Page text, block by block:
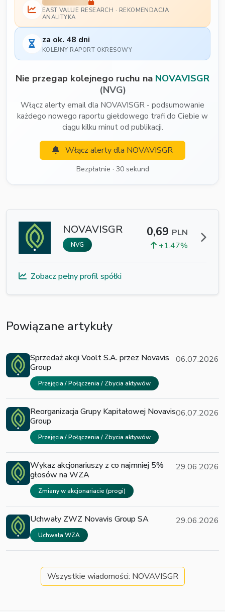
EAST VALUE RESEARCH · REKOMENDACJA
ANALITYKA
za ok. 48 dni
KOLEJNY RAPORT OKRESOWY
Nie przegap kolejnego ruchu na NOVAVISGR
(NVG)
Włącz alerty email dla NOVAVISGR - podsumowanie
każdego nowego raportu giełdowego trafi do Ciebie w
ciągu kilku minut od publikacji.
Włącz alerty dla NOVAVISGR
Bezpłatnie · 30 sekund
NOVAVISGR
NVG
0,69 PLN
+1.47%
Zobacz pełny profil spółki
Powiązane artykuły
Sprzedaż akcji Voolt S.A. przez Novavis
Group
Przejęcia / Połączenia / Zbycia aktywów
06.07.2026
Reorganizacja Grupy Kapitałowej Novavis
Group
Przejęcia / Połączenia / Zbycia aktywów
06.07.2026
Wykaz akcjonariuszy z co najmniej 5%
głosów na WZA
Zmiany w akcjonariacie (progi)
29.06.2026
Uchwały ZWZ Novavis Group SA
Uchwała WZA
29.06.2026
Wszystkie wiadomości: NOVAVISGR